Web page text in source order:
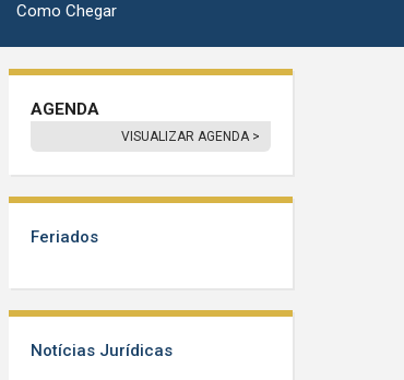
Como Chegar
AGENDA
VISUALIZAR AGENDA >
Feriados
Notícias Jurídicas